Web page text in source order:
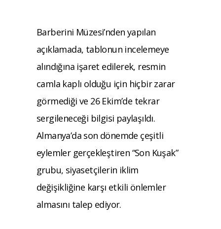
Barberini Müzesi’nden yapılan
açıklamada, tablonun incelemeye
alındığına işaret edilerek, resmin
camla kaplı olduğu için hiçbir zarar
görmediği ve 26 Ekim’de tekrar
sergileneceği bilgisi paylaşıldı.
Almanya’da son dönemde çeşitli
eylemler gerçekleştiren “Son Kuşak”
grubu, siyasetçilerin iklim
değişikliğine karşı etkili önlemler
almasını talep ediyor.